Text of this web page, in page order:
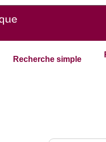
Recherche simple